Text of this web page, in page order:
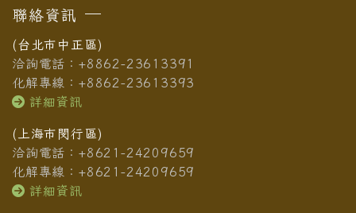
聯絡資訊
(台北市中正區)
洽詢電話：+8862-23613391
化解專線：+8862-23613393
詳細資訊
(上海市閔行區)
洽詢電話：+8621-24209659
化解專線：+8621-24209659
詳細資訊